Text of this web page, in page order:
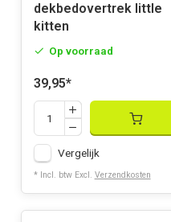
dekbedovertrek little
kitten
Op voorraad
39,95*
Vergelijk
* Incl. btw Excl. Verzendkosten